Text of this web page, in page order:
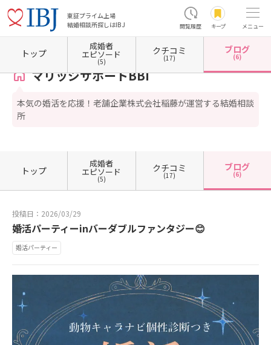
東証プライム上場
結婚相談所探しはIBJ
閲覧履歴 キープ メニュー
ホーム 三重県の結婚相談所 三重県四日市市 マリッジサポートBBI カウンセラーブロ
マリッジサポートBBI
本気の婚活を応援！老舗企業株式会社稲藤が運営する結婚相談
所
トップ
成婚者
エピソード
(5)
クチコミ
(17)
ブログ
(6)
トップ
成婚者
エピソード
(5)
クチコミ
(17)
ブログ
(6)
投稿日：2026/03/29
婚活パーティーinバーダブルファンタジー😊
婚活パーティー